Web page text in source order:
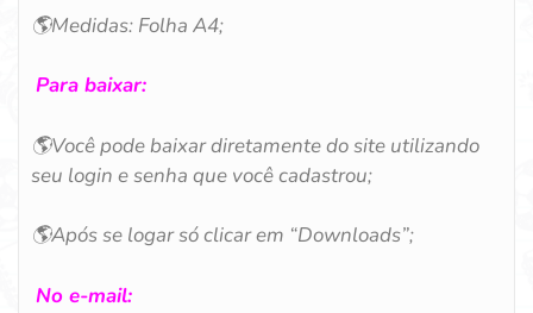
🌎Medidas: Folha A4;
Para baixar:
🌎Você pode baixar diretamente do site utilizando
seu login e senha que você cadastrou;
🌎Após se logar só clicar em “Downloads”;
No e-mail: